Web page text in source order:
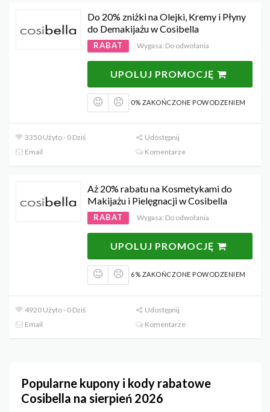
Do 20% zniżki na Olejki, Kremy i Płyny
do Demakijażu w Cosibella
RABAT Wygasa: Do odwołania
UPOLUJ PROMOCJĘ
0% ZAKOŃCZONE POWODZENIEM
3350 Użyto - 0 Dziś
Udostępnij
Email
Komentarze
Aż 20% rabatu na Kosmetykami do
Makijażu i Pielęgnacji w Cosibella
RABAT Wygasa: Do odwołania
UPOLUJ PROMOCJĘ
6% ZAKOŃCZONE POWODZENIEM
4920 Użyto - 0 Dziś
Udostępnij
Email
Komentarze
Popularne kupony i kody rabatowe
Cosibella na sierpień 2026